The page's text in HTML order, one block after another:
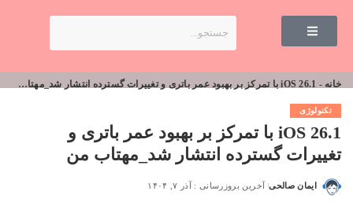
خانه - iOS 26.1 با تمرکز بر بهبود عمر باتری و تغییرات گسترده انتشار شد_مهتاب من
تکنولوژی
iOS 26.1 با تمرکز بر بهبود عمر باتری و
تغییرات گسترده انتشار شد_مهتاب من
ایمان صالحی آخرین بروزرسانی : آذر ۷, ۱۴۰۴